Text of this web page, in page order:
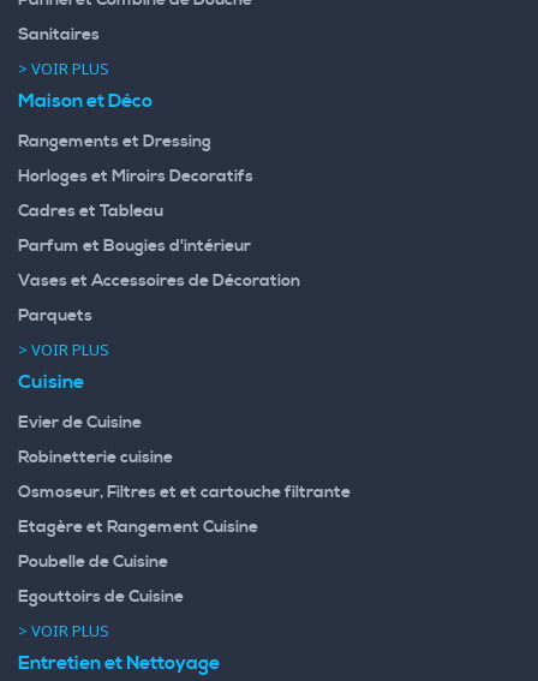
Sanitaires
> VOIR PLUS
Maison et Déco
Rangements et Dressing
Horloges et Miroirs Decoratifs
Cadres et Tableau
Parfum et Bougies d'intérieur
Vases et Accessoires de Décoration
Parquets
> VOIR PLUS
Cuisine
Evier de Cuisine
Robinetterie cuisine
Osmoseur, Filtres et et cartouche filtrante
Etagère et Rangement Cuisine
Poubelle de Cuisine
Egouttoirs de Cuisine
> VOIR PLUS
Entretien et Nettoyage